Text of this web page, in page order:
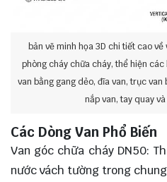
bản vẽ minh họa 3D chi tiết cao
phòng cháy chữa cháy, thể hiện
van bằng gang dẻo, đĩa van, trục van
nắp van, tay quay
Các Dòng Van Phổ Biến
Van góc chữa cháy DN50:
nước vách tường trong